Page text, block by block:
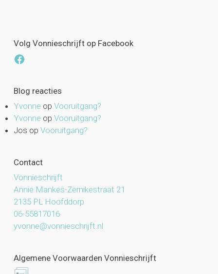
Volg Vonnieschrijft op Facebook
Facebook
Blog reacties
Yvonne op Vooruitgang?
Yvonne op Vooruitgang?
Jos op Vooruitgang?
Contact
Vonnieschrijft
Annie Mankes-Zernikestraat 21
2135 PL Hoofddorp
06-55817016
yvonne@vonnieschrijft.nl
Algemene Voorwaarden Vonnieschrijft